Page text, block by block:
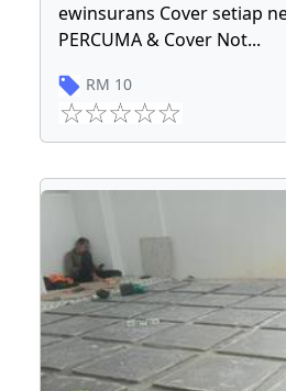
ewinsurans Cover setiap
PERCUMA & Cover Not...
RM 10